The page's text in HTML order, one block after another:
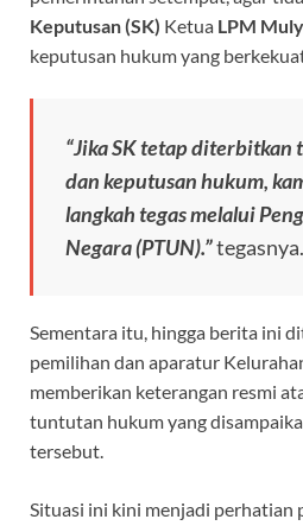
Keputusan (SK) Ketua LPM
keputusan hukum yang
“Jika SK tetap diterbitkan
dan keputusan hukum,
langkah tegas melalui
Negara (PTUN).”tegasnya.
Sementara itu, hingga berita ini
pemilihan dan aparatur
memberikan keterangan resmi
tuntutan hukum yang
tersebut.
Situasi ini kini menjadi perhatian